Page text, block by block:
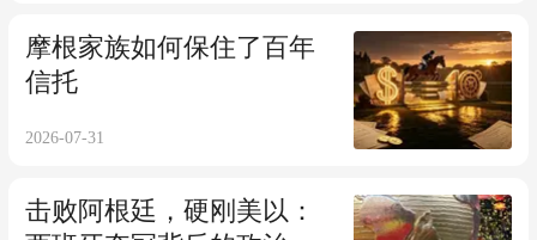
摩根家族如何保住了百年
信托
2026-07-31
击败阿根廷，硬刚美以：